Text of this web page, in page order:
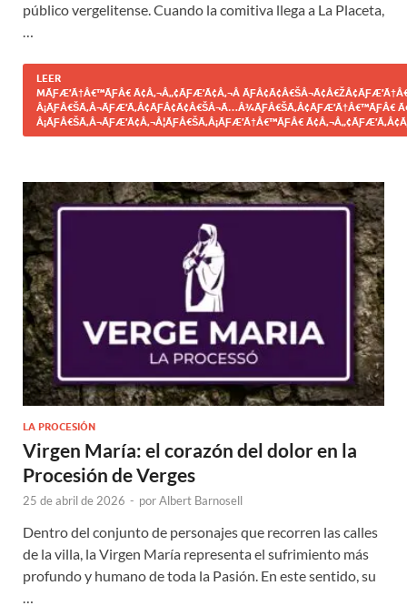
público vergelitense. Cuando la comitiva llega a La Placeta,
…
LEER
MÃƑÆ’Ã†Â€™ÃƑÂ€ Ã¢Â‚¬Â„¢ÃƑÆ’Ã¢Â‚¬Â
Â¡ÃƑÂ€ŠÃ‚Â¬ÃƑÆ’Ã‚Â¢ÃƑÂ¢Ã¢Â€ŠÂ¬Ã…Â¾ÃƑÂ€ŠÃ‚Â¢ÃƑÆ’Ã†Â€™ÃƑÂ€
Â¡ÃƑÂ€ŠÃ‚Â¬ÃƑÆ’Ã¢Â‚¬Â¦ÃƑÂ€ŠÃ‚Â¡ÃƑÆ’Ã†Â€™ÃƑÂ€
LA PROCESIÓN
Virgen María: el corazón del dolor en la
Procesión de Verges
25 de abril de 2026 - porAlbert Barnosell
Dentro del conjunto de personajes que recorren las calles
de la villa, la Virgen María representa el sufrimiento más
profundo y humano de toda la Pasión. En este sentido, su
…